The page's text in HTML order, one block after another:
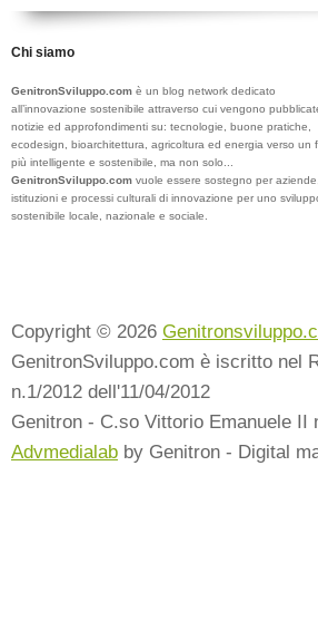
Chi siamo
GenitronSviluppo.com è un blog network dedicato
all’innovazione sostenibile attraverso cui vengono
notizie ed approfondimenti su: tecnologie, buone pratiche,
ecodesign, bioarchitettura, agricoltura ed energia verso un
più intelligente e sostenibile, ma non solo...
GenitronSviluppo.com vuole essere sostegno per aziende,
istituzioni e processi culturali di innovazione per uno
sostenibile locale, nazionale e sociale.
Copyright © 2026
GenitronSviluppo.com è iscritto nel
n.1/2012 dell'11/04/2012
Genitron - C.so Vittorio Emanuele II
Advmedialab by Genitron - Digital